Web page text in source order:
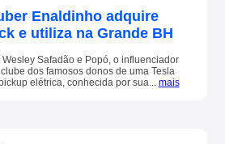
Enaldinho adquire
e utiliza na Grande BH
Safadão e Popó, o influenciador
dos famosos donos de uma Tesla
elétrica, conhecida por sua... mais